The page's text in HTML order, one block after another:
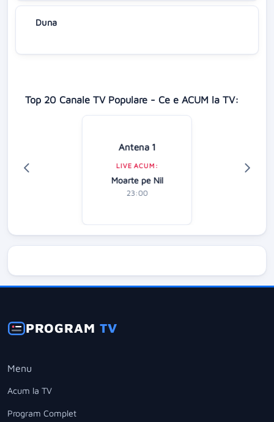
Duna
Top 20 Canale TV Populare - Ce e ACUM la TV:
Antena 1
LIVE ACUM:
Moarte pe Nil
23:00
PROGRAMTV
Menu
Acum la TV
Program Complet